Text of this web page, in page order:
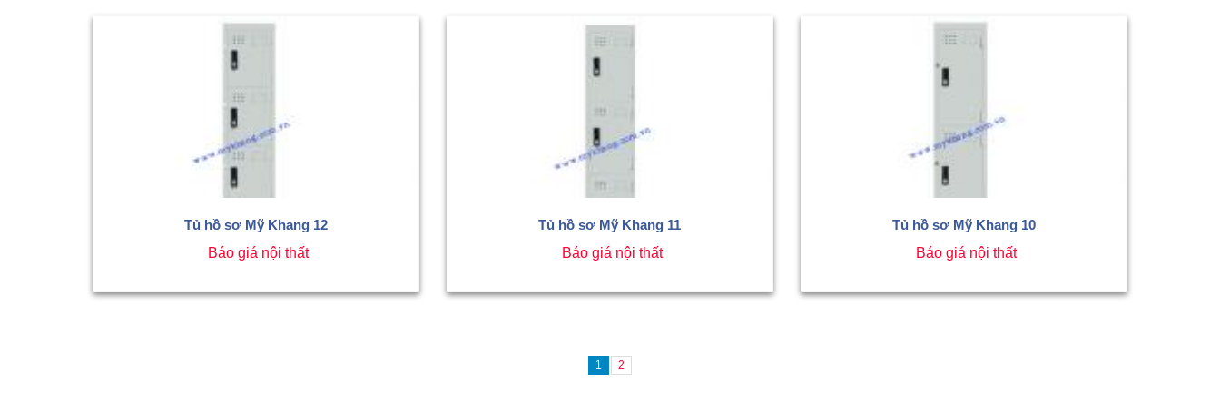
Tủ hồ sơ Mỹ Khang 12
Báo giá nội thất
Tủ hồ sơ Mỹ Khang 11
Báo giá nội thất
Tủ hồ sơ Mỹ Khang 10
Báo giá nội thất
1 2